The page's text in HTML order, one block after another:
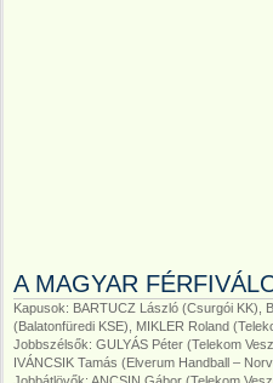
A MAGYAR
Kapusok: BARTUCZ László (Csurgói KK),
(Balatonfüredi KSE), MIKLER Roland
Jobbszélsők: GULYÁS Péter (Telekom
IVÁNCSIK Tamás (Elverum Handball –